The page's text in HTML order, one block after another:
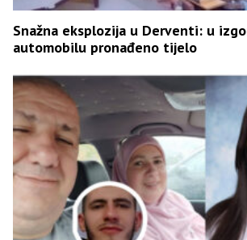
Snažna eksplozija u Derventi: u
automobilu pronađeno tijelo